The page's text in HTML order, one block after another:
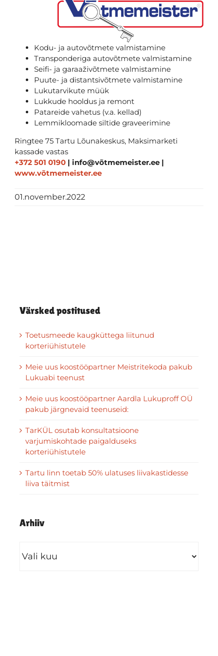
Kodu- ja autovõtmete valmistamine
Transponderiga autovõtmete valmistamine
Seifi- ja garaaživõtmete valmistamine
Puute- ja distantsivõtmete valmistamine
Lukutarvikute müük
Lukkude hooldus ja remont
Patareide vahetus (v.a. kellad)
Lemmikloomade siltide graveerimine
Ringtee 75 Tartu Lõunakeskus, Maksimarketi
kassade vastas
+372 501 0190 | info@võtmemeister.ee |
www.võtmemeister.ee
01.november.2022
Värsked postitused
Toetusmeede kaugküttega liitunud
korteriühistutele
Meie uus koostööpartner Meistritekoda pakub
Lukuabi teenust
Meie uus koostööpartner Aardla Lukuproff OÜ
pakub järgnevaid teenuseid:
TarKÜL osutab konsultatsioone
varjumiskohtade paigalduseks
korteriühistutele
Tartu linn toetab 50% ulatuses liivakastidesse
liiva täitmist
Arhiiv